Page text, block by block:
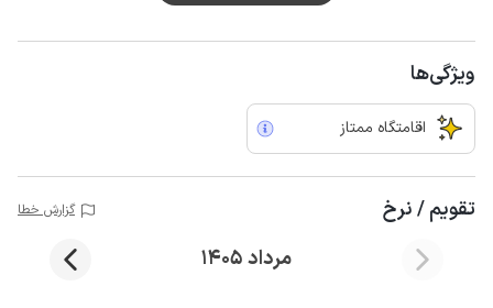
ویژگی‌ها
اقامتگاه ممتاز
تقویم / نرخ گزارش خطا
مرداد 1405